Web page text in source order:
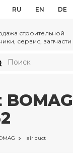
RU EN DE
строительной
сервис, запчасти
air duct